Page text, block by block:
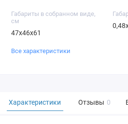
Габариты в собранном виде,
см
47x46x61
Все характеристики
Характеристики Отзывы 0